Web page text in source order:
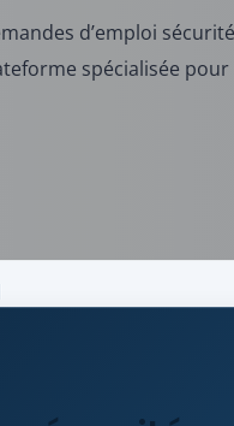
d’emploi
spécialisée